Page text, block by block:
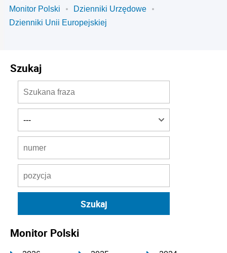
Monitor Polski
Dzienniki Urzędowe
Dzienniki Unii Europejskiej
Szukaj
Monitor Polski